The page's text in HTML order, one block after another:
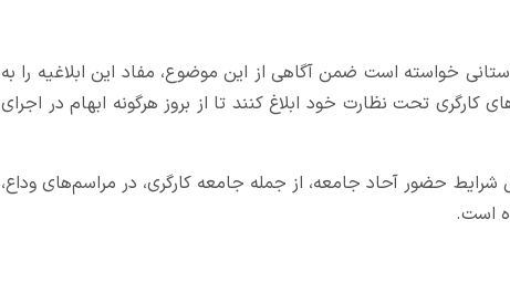
خواسته است ضمن آگاهی از این موضوع، مفاد این ابلاغیه را به
تحت نظارت خود ابلاغ کنند تا از بروز هرگونه ابهام در اجرای
حضور آحاد جامعه، از جمله جامعه کارگری، در مراسم‌های وداع،
است.